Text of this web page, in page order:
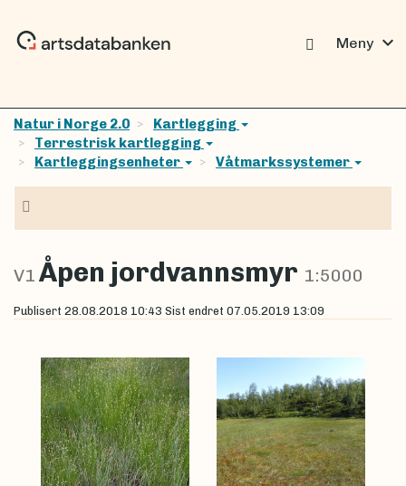
Meny expand_more
Natur i Norge 2.0
Kartlegging
Terrestrisk kartlegging
Kartleggingsenheter
Våtmarkssystemer
V1 Åpen jordvannsmyr 1:5000
Publisert 28.08.2018 10:43 Sist endret 07.05.2019 13:09